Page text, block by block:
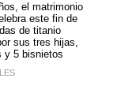
el matrimonio
este fin de
de titanio
sus tres hijas,
y 5 bisnietos